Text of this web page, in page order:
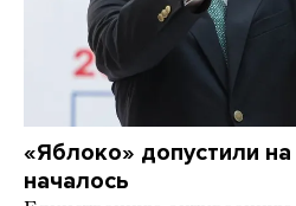
«Яблоко» допустили
началось